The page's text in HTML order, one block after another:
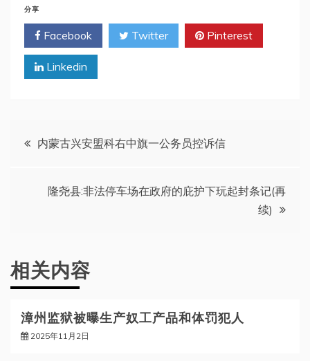
分享
Facebook Twitter Pinterest
Linkedin
文 内蒙古兴安盟科右中旗一公务员控诉信
隆尧县:非法停车场在政府的庇护下玩起封条记(再
续)
相关内容
漳州监狱被曝生产奴工产品和体罚犯人
2025年11月2日